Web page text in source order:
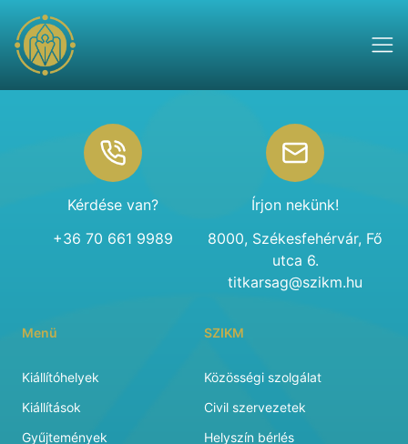
Kérdése van?
+36 70 661 9989
Írjon nekünk!
8000, Székesfehérvár, Fő
utca 6.
titkarsag@szikm.hu
Menü
Kiállítóhelyek
Kiállítások
Gyűjtemények
SZIKM
Közösségi szolgálat
Civil szervezetek
Helyszín bérlés